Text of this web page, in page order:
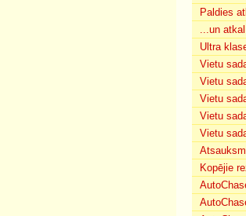
Paldies
...un
Ultra
Vietu
Vietu
Vietu
Vietu
Vietu
Kopējie